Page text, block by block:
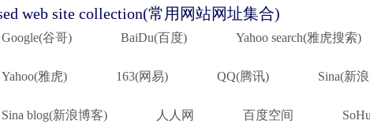
web site collection(常用网站网址集合)
Google(谷哥) BaiDu(百度) Yahoo search(雅虎搜索)
Yahoo(雅虎) 163(网易) QQ(腾讯) Sina(新
Sina blog(新浪博客) 人人网 百度空间